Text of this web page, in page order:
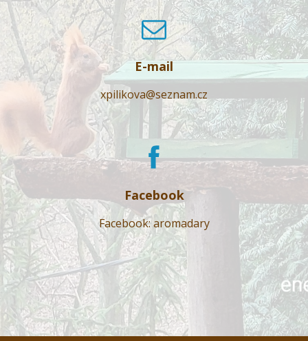
E-mail
xpilikova@seznam.cz
Facebook
Facebook: aromadary